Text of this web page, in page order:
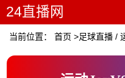
24直播网
当前位置：首页 >足球直播 /